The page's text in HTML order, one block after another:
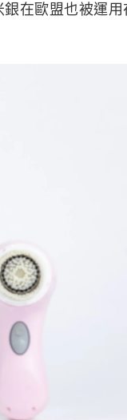
在歐盟也被運用